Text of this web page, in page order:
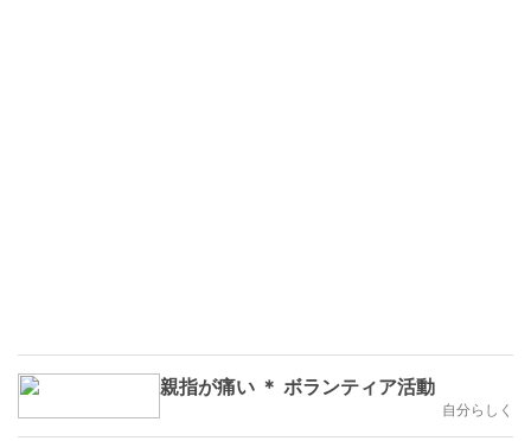
親指が痛い ＊ ボランティア活動
自分らしく